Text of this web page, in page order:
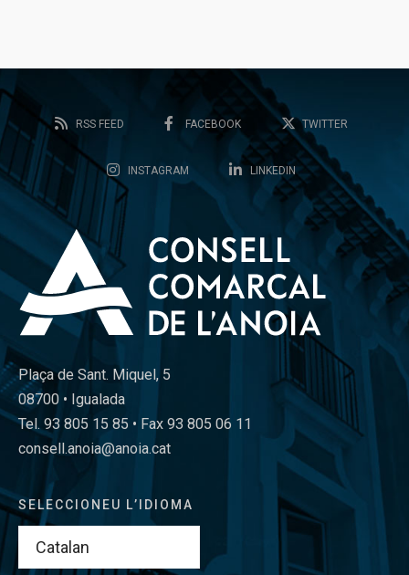
RSS FEED FACEBOOK TWITTER
INSTAGRAM LINKEDIN
Plaça de Sant. Miquel, 5
08700 • Igualada
Tel. 93 805 15 85 • Fax 93 805 06 11
consell.anoia@anoia.cat
SELECCIONEU L’IDIOMA